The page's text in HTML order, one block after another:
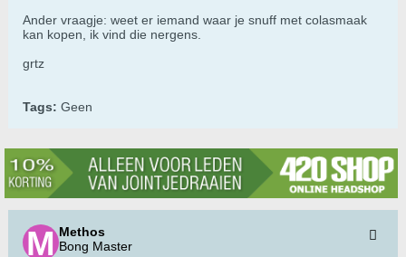
Ander vraagje: weet er iemand waar je snuff met colasmaak
kan kopen, ik vind die nergens.
grtz
Tags: Geen
Methos
Bong Master